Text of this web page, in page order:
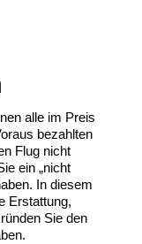
alle im Preis
bezahlten
Flug nicht
ein „nicht
In diesem
Erstattung,
Sie den